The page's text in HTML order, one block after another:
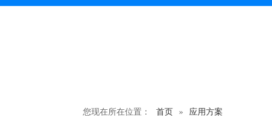
您现在所在位置： 首页 » 应用方案